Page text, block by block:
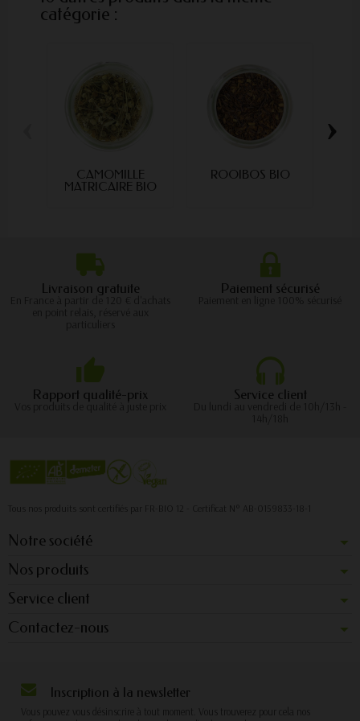
catégorie :
CAMOMILLE
MATRICAIRE BIO
ROOIBOS BIO
›
Livraison gratuite
En France à partir de 120 € d'achats
Paiement sécurisé
Rapport qualité-prix
Vos produits de qualité à juste prix
Service client
Tous nos produits sont certifiés par FR-BIO 12 - Certificat N° AB-0159833-18-1
Notre société
Nos produits
Service client
Contactez-nous
Inscription à la newsletter
Vous pouvez vous désinscrire à tout moment. Vous trouverez pour cela nos